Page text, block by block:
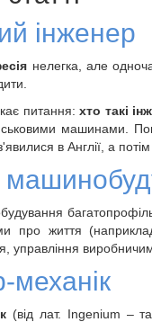
інженер
нелегка, але
питання:хто такі
машинами.
в Англії, а
про життя
управління
механік
(від лат. Ingenium –